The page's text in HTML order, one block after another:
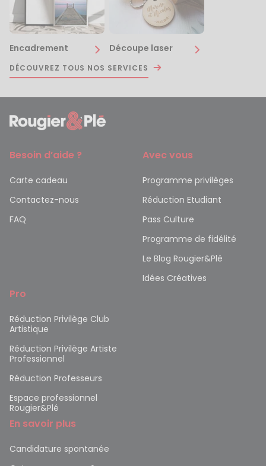
Encadrement Découpe laser
DÉCOUVREZ TOUS NOS SERVICES
Besoin d’aide ?
Carte cadeau
Contactez-nous
FAQ
Avec vous
Programme privilèges
Réduction Etudiant
Pass Culture
Programme de fidélité
Le Blog Rougier&Plé
Idées Créatives
Pro
Réduction Privilège Club
Artistique
Réduction Privilège Artiste
Professionnel
Réduction Professeurs
Espace professionnel
Rougier&Plé
En savoir plus
Candidature spontanée